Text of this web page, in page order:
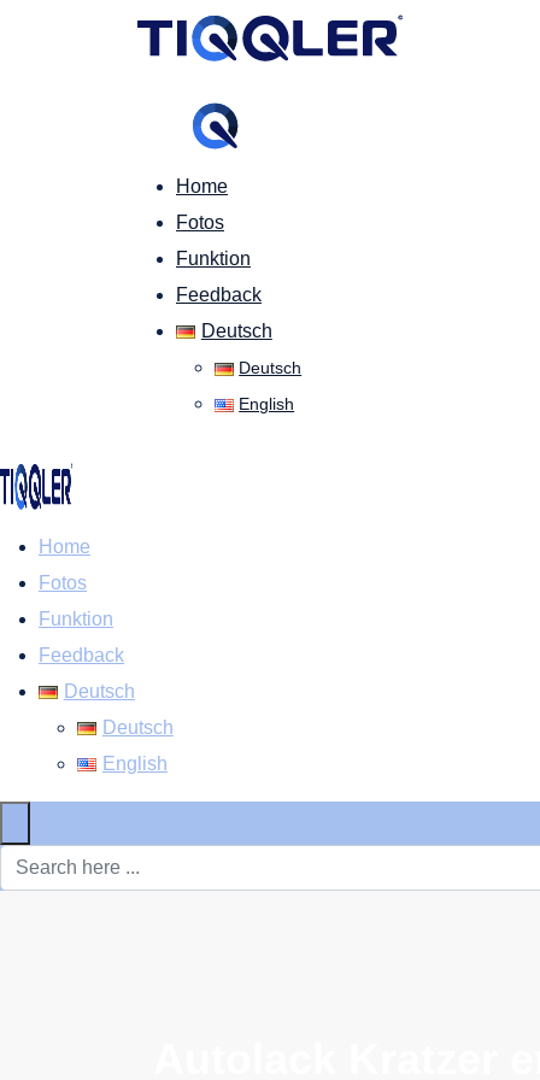
Home
Fotos
Funktion
Feedback
Deutsch
Deutsch
English
Home
Fotos
Funktion
Feedback
Deutsch
Deutsch
English